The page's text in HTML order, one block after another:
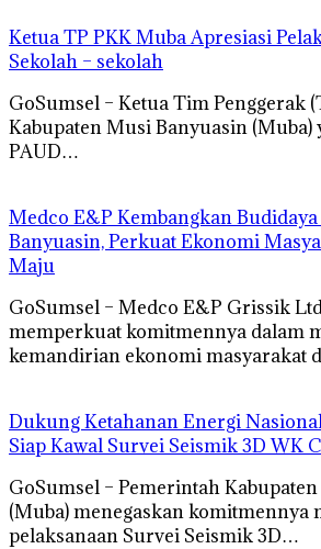
Ketua TP PKK Muba Apresiasi
Sekolah – sekolah
GoSumsel – Ketua Tim Penggerak
Kabupaten Musi Banyuasin (Muba)
PAUD…
Medco E&P Kembangkan
Banyuasin, Perkuat Ekonomi
Maju
GoSumsel – Medco E&P Grissik
memperkuat komitmennya dalam
kemandirian ekonomi masyarakat
Dukung Ketahanan Energi
Siap Kawal Survei Seismik 3D WK
GoSumsel – Pemerintah
(Muba) menegaskan
pelaksanaan Survei Seismik 3D…